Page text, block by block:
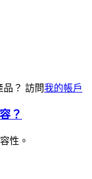
品？ 訪問我的帳戶
？
性。